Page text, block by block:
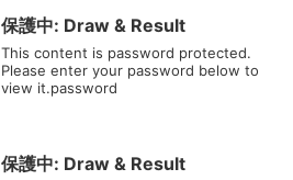
保護中: Draw & Result
This content is password protected.
Please enter your password below to
view it.password
保護中: Draw & Result